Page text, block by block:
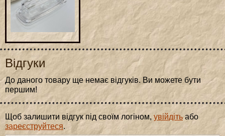
Відгуки
До даного товару ще немає відгуків. Ви можете бути
першим!
Щоб залишити відгук під своїм логіном, увійдіть або
зареєструйтеся.